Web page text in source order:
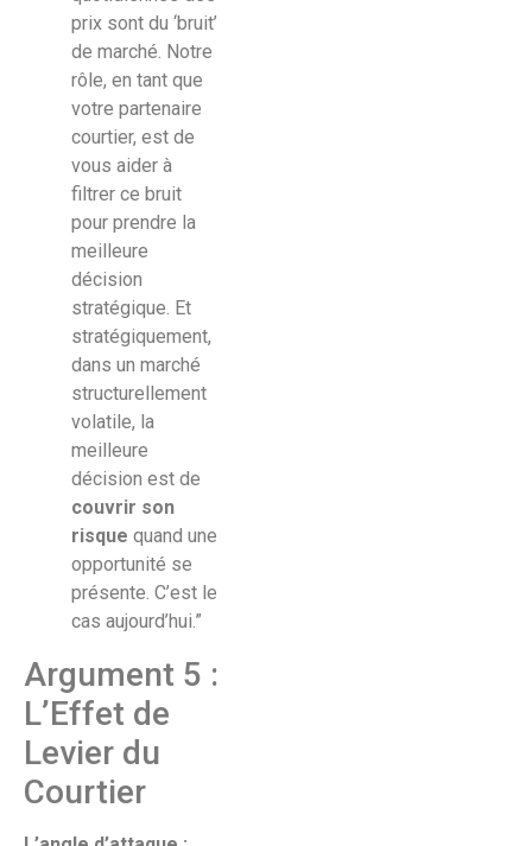
prix sont du ‘bruit’
de marché. Notre
rôle, en tant que
votre partenaire
courtier, est de
vous aider à
filtrer ce bruit
pour prendre la
meilleure
décision
stratégique. Et
stratégiquement,
dans un marché
structurellement
volatile, la
meilleure
décision est de
couvrir son
risque quand une
opportunité se
présente. C’est le
cas aujourd’hui.”
Argument 5 :
L’Effet de
Levier du
Courtier